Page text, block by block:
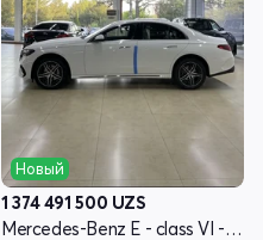
Новый
1 374 491 500 UZS
Mercedes-Benz E - class VI - поколение (W214, S214)